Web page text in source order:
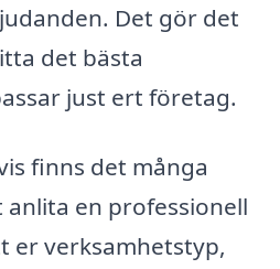
Det gör det
det bästa
just ert företag.
finns det många
en professionell
er verksamhetstyp,